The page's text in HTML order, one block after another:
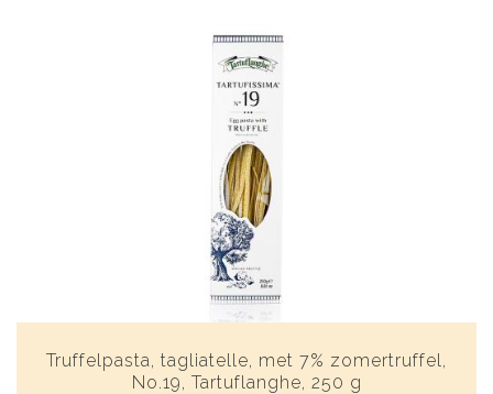
Truffelpasta, tagliatelle, met 7% zomertruffel,
No.19, Tartuflanghe, 250 g